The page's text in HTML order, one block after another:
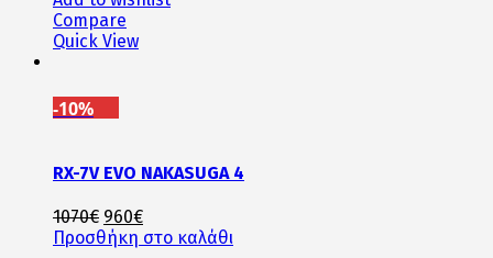
Compare
Quick View
-10%
RX-7V EVO NAKASUGA 4
1070€ Original
price
960€Η
τρέχουσα
Προσθήκη στο καλάθι